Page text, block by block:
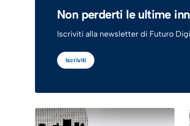
Non perderti le ultime
Iscriviti alla newsletter di Futuro
Iscriviti